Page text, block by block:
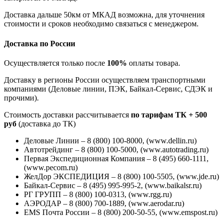
Доставка дальше 50км от МКАД возможна, для уточнения
стоимости и сроков необходимо связаться с менеджером.
Доставка по России
Осуществляется только после 100% оплаты товара.
Доставку в регионы России осуществляем транспортными
компаниями (Деловые линии, ПЭК, Байкал-Сервис, СДЭК и
прочими).
Стоимость доставки рассчитывается по тарифам ТК + 500
руб (доставка до ТК)
Деловые Линии – 8 (800) 100-8000, (www.dellin.ru)
Автотрейдинг – 8 (800) 100-5000, (www.autotrading.ru)
Первая Экспедиционная Компания – 8 (495) 660-1111,
(www.pecom.ru)
ЖелДор ЭКСПЕДИЦИЯ – 8 (800) 100-5505, (www.jde.ru)
Байкал-Сервис – 8 (495) 995-995-2, (www.baikalsr.ru)
РГ ГРУПП – 8 (800) 100-0313, (www.rgg.ru)
АЭРОДАР – 8 (800) 700-1889, (www.aerodar.ru)
EMS Почта России – 8 (800) 200-50-55, (www.emspost.ru)